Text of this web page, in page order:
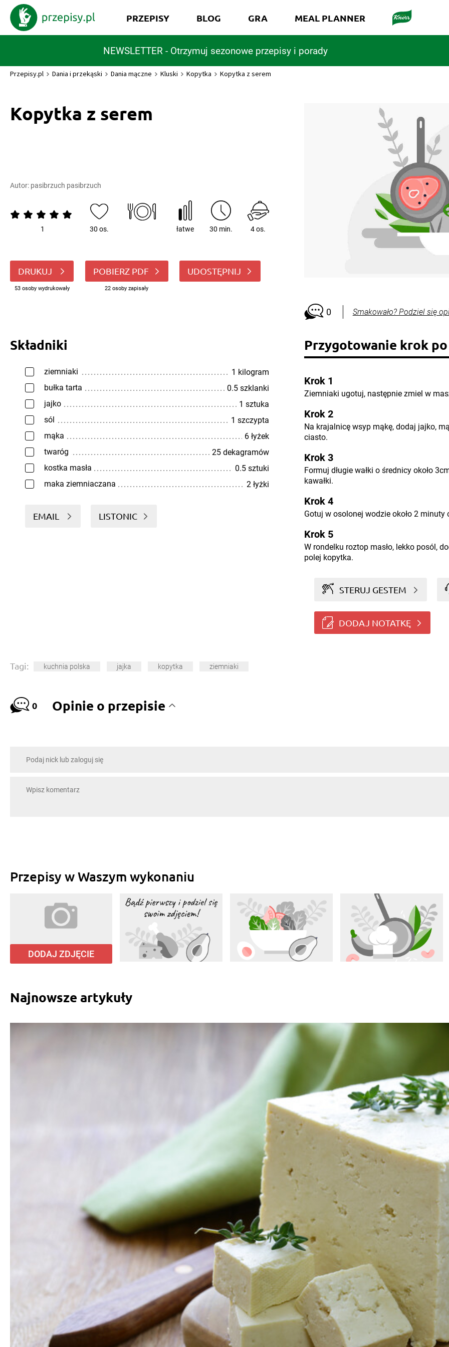
NEWSLETTER - Otrzymuj sezonowe przepisy i porady
PRZEPISY BLOG GRA MEAL PLANNER
Przepisy.pl Dania i przekąski Dania mączne Kluski Kopytka Kopytka z serem
Kopytka z serem
Autor: pasibrzuch pasibrzuch
1 30 os. łatwe 30 min. 4 os.
DRUKUJ
53 osoby wydrukowały
POBIERZ PDF
22 osoby zapisały
UDOSTĘPNIJ
0 Smakowało? Podziel się
Składniki
ziemniaki
1 kilogram
bułka tarta
0.5 szklanki
jajko
1 sztuka
sól
1 szczypta
mąka
6 łyżek
twaróg
25 dekagramów
kostka masła
0.5 sztuki
maka ziemniaczana
2 łyżki
EMAIL LISTONIC
Przygotowanie krok
Krok 1
Ziemniaki ugotuj, następnie zmiel w
Krok 2
Na krajalnicę wsyp mąkę, dodaj jajko,
ciasto.
Krok 3
Formuj długie wałki o średnicy około
kawałki.
Krok 4
Gotuj w osolonej wodzie około 2 minuty
Krok 5
W rondelku roztop masło, lekko posól,
polej kopytka.
STERUJ GESTEM
DODAJ NOTATKĘ
Tagi: kuchnia polska jajka kopytka ziemniaki
0 Opinie o przepisie
Przepisy w Waszym wykonaniu
DODAJ ZDJĘCIE
Najnowsze artykuły